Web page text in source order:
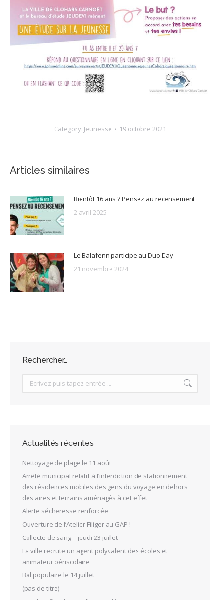
Category: Jeunesse 19 octobre 2021
Articles similaires
Bientôt 16 ans ? Pensez au recensement
2 avril 2025
Le Balafenn participe au Duo Day
21 novembre 2024
Rechercher…
Search:
Actualités récentes
Nettoyage de plage le 11 août
Arrêté municipal relatif à l’interdiction de stationnement
des résidences mobiles des gens du voyage en dehors
des aires et terrains aménagés à cet effet
Alerte sécheresse renforcée
Ouverture de l’Atelier Filiger au GAP !
Collecte de sang – jeudi 23 juillet
La ville recrute un agent polyvalent des écoles et
animateur périscolaire
Bal populaire le 14 juillet
(pas de titre)